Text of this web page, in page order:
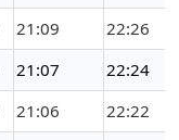
21:09
22:26
21:07
22:24
21:06
22:22